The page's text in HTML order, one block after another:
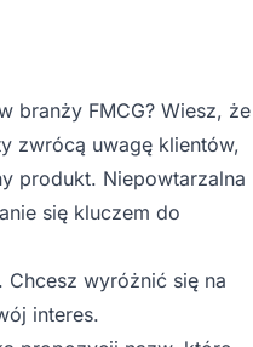
branży FMCG? Wiesz, że
zwrócą uwagę klientów,
produkt. Niepowtarzalna
się kluczem do
Chcesz wyróżnić się na
interes.